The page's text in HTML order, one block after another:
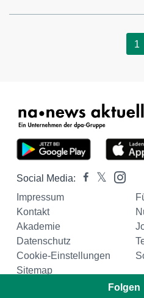
Folgen
1
Social Media:
Impressum
Kontakt
Akademie
Datenschutz
Cookie-Einstellungen
Sitemap